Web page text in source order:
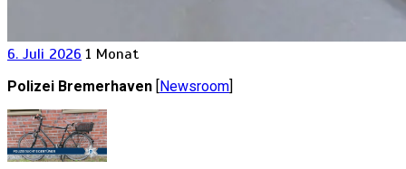
6. Juli 2026 1 Monat
Polizei Bremerhaven [Newsroom]